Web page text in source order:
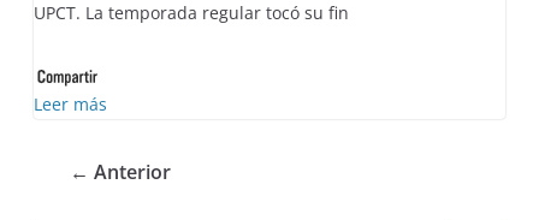
UPCT. La temporada regular tocó su fin
Leer más
← Anterior